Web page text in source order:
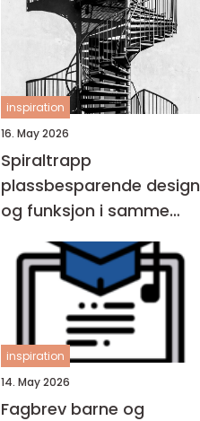
inspiration
16. May 2026
Spiraltrapp
plassbesparende design
og funksjon i samme
løsning
inspiration
14. May 2026
Fagbrev barne og